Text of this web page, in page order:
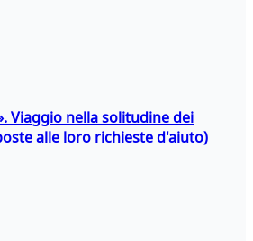
Viaggio nella solitudine dei
alle loro richieste d'aiuto)